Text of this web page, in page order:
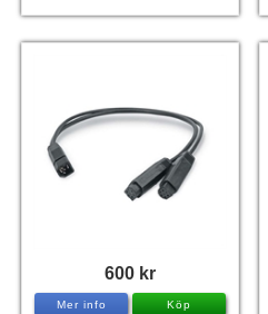
600 kr
Mer info Köp